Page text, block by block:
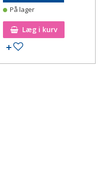
På lager
Læg i kurv
Tilføj til ønskeseddel